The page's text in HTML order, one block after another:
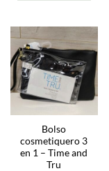
Bolso
cosmetiquero 3
en 1 – Time and
Tru